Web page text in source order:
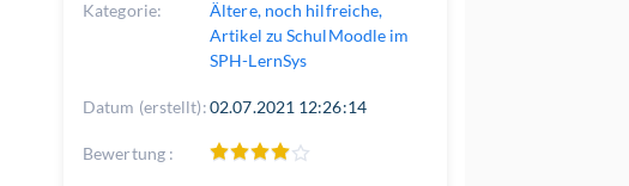
Kategorie:
Ältere, noch hilfreiche,
Artikel zu SchulMoodle im
SPH-LernSys
Datum (erstellt):02.07.2021 12:26:14
Bewertung :